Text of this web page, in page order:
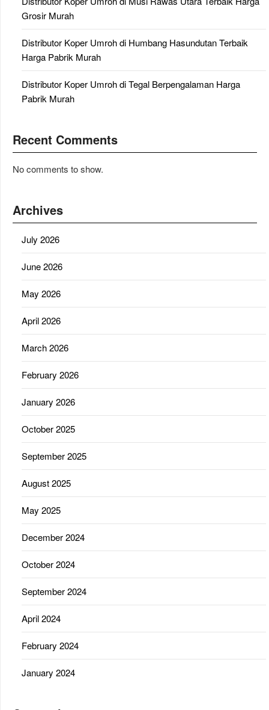
Grosir Murah
Distributor Koper Umroh di Humbang Hasundutan Terbaik
Harga Pabrik Murah
Distributor Koper Umroh di Tegal Berpengalaman Harga
Pabrik Murah
Recent Comments
No comments to show.
Archives
July 2026
June 2026
May 2026
April 2026
March 2026
February 2026
January 2026
October 2025
September 2025
August 2025
May 2025
December 2024
October 2024
September 2024
April 2024
February 2024
January 2024